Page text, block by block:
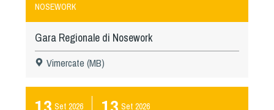
NOSEWORK
Gara Regionale di Nosework
Vimercate (MB)
Set 2026 Set 2026